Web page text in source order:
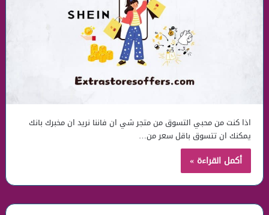
اذا كنت من محبي التسوق من متجر شي ان فاننا نريد ان مخبرك بانك
يمكنك ان تتسوق باقل سعر من…
أكمل القراءة »